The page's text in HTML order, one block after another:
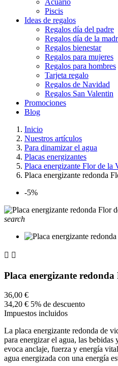
Acuario
Piscis
Ideas de regalos
Regalos día del padre
Regalos día de la
Regalos bienestar
Regalos para mujeres
Regalos para hombres
Tarjeta regalo
Regalos de Navidad
Regalos San Valentin
Promociones
Blog
Inicio
Nuestros artículos
Para dinamizar el agua
Placas energizantes
Placa energizante Flor de la
Placa energizante redonda
-5%
search
 
Placa energizante
36,00 €
34,20 € 5% de descuento
Impuestos incluidos
La placa energizante redonda de
para energizar el agua, las
evoca anclaje, fuerza y energía
agua energizada con una energía